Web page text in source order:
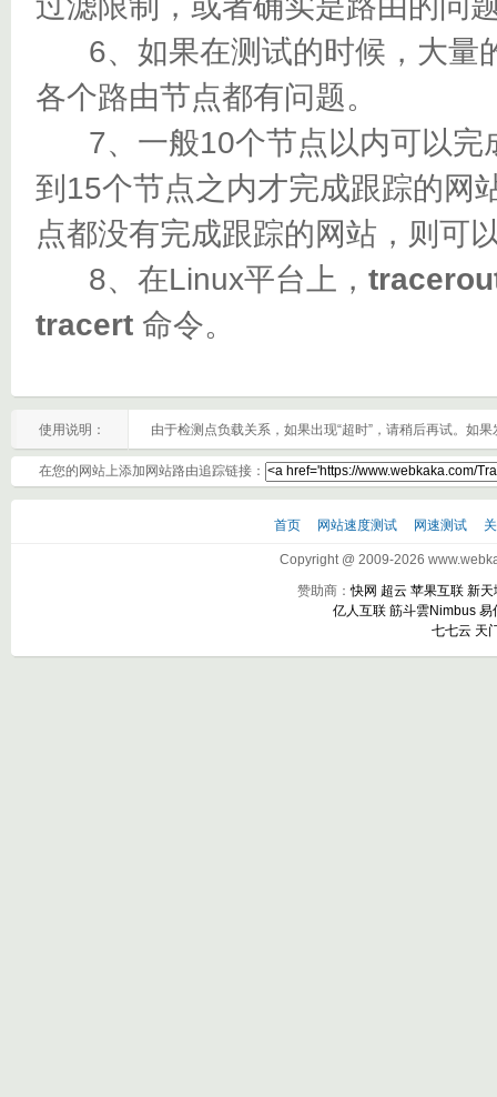
6、如果在测试的时候，大量
各个路由节点都有问题。
7、一般10个节点以内可以完
到15个节点之内才完成跟踪的网
点都没有完成跟踪的网站，则可
8、在Linux平台上，
tracert 命令。
使用说明： 由于检测点负载关系，如果出现“超时”，请稍后再试。如
在您的网站上添加网站路由追踪链接：
首页 网站速度测试 网速测试
Copyright @ 2009-2026
赞助商：快网 超云 苹果互联 新天
亿人互联 筋斗雲Nimbus 易
七七云 天